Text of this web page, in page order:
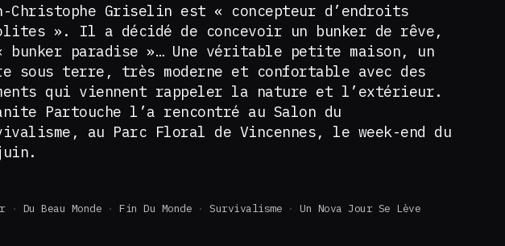
Christophe Griselin est « concepteur d’endroits
». Il a décidé de concevoir un bunker de rêve,
bunker paradise »… Une véritable petite maison, un
sous terre, très moderne et confortable avec des
qui viennent rappeler la nature et l’extérieur.
Partouche l’a rencontré au Salon du
au Parc Floral de Vincennes, le week-end du
Du Beau Monde Fin Du Monde Survivalisme Un Nova Jour Se Lève